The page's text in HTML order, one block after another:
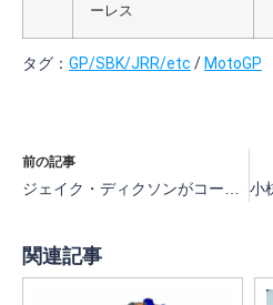
ーレス
タグ： GP/SBK/JRR/etc / MotoGP
前の記事
関連記事